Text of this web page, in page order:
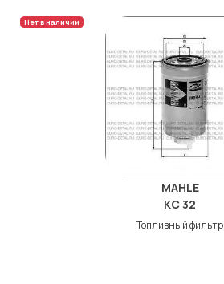
Нет в наличии
MAHLE
KC 32
Топливный фильтр